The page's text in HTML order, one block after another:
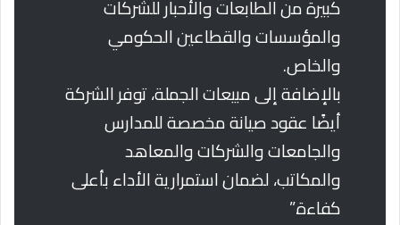
كبيرة من الطابعات والأحبار للشركات
والمؤسسات والقطاعين الحكومي
والخاص.
بالإضافة إلى مبيعات الجملة، توفر الشركة
أيضًا عقود صيانة مخصصة للمدارس
والجامعات والشركات والمعاهد
والمكاتب، لضمان استمرارية الأداء بأعلى
كفاءة.”